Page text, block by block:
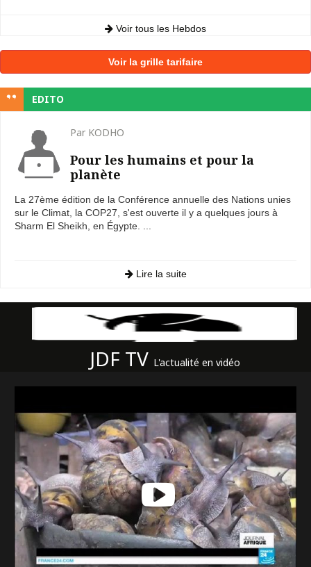
Voir tous les Hebdos
Voir la grille tarifaire
EDITO
Par KODHO
Pour les humains et pour la
planète
La 27ème édition de la Conférence annuelle des Nations unies
sur le Climat, la COP27, s'est ouverte il y a quelques jours à
Sharm El Sheikh, en Égypte. ...
Lire la suite
JDF TV L'actualité en vidéo